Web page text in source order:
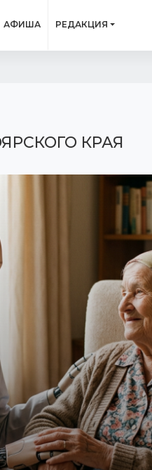
АФИША РЕДАКЦИЯ
КРАЯ